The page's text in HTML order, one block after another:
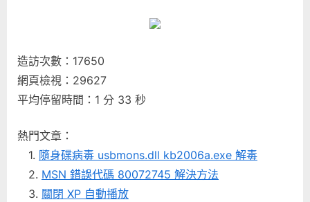
造訪次數：17650
網頁檢視：29627
平均停留時間：1 分 33 秒
熱門文章：
1. 隨身碟病毒 usbmons.dll kb2006a.exe 解毒
2. MSN 錯誤代碼 80072745 解決方法
3. 關閉 XP 自動播放